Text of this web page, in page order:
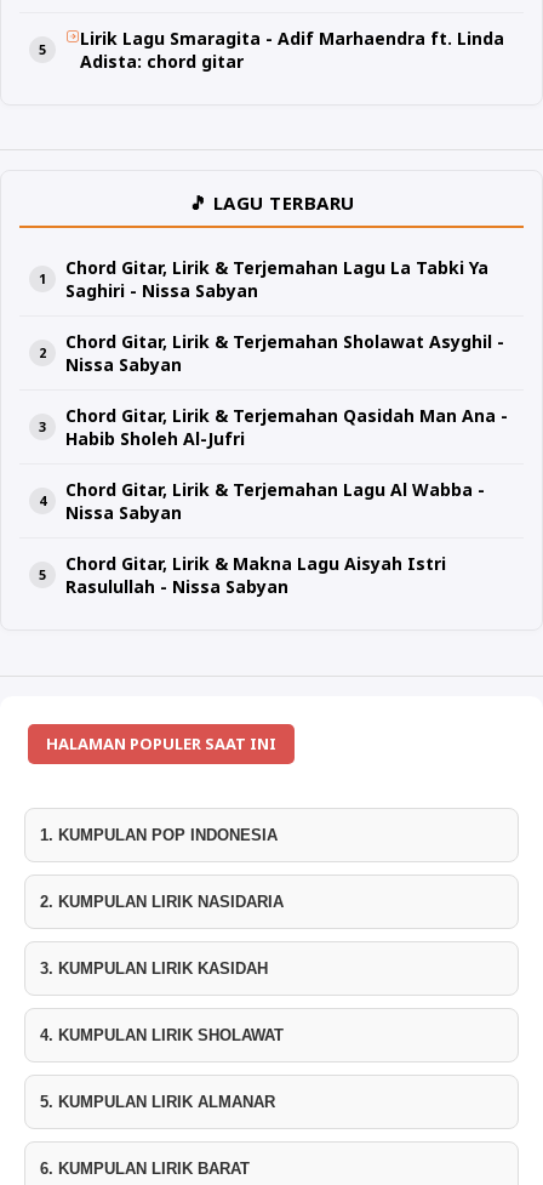
Lirik Lagu Smaragita - Adif Marhaendra ft. Linda
Adista: chord gitar
🎵 LAGU TERBARU
Chord Gitar, Lirik & Terjemahan Lagu La Tabki Ya
Saghiri - Nissa Sabyan
Chord Gitar, Lirik & Terjemahan Sholawat Asyghil -
Nissa Sabyan
Chord Gitar, Lirik & Terjemahan Qasidah Man Ana -
Habib Sholeh Al-Jufri
Chord Gitar, Lirik & Terjemahan Lagu Al Wabba -
Nissa Sabyan
Chord Gitar, Lirik & Makna Lagu Aisyah Istri
Rasulullah - Nissa Sabyan
HALAMAN POPULER SAAT INI
1. KUMPULAN POP INDONESIA
2. KUMPULAN LIRIK NASIDARIA
3. KUMPULAN LIRIK KASIDAH
4. KUMPULAN LIRIK SHOLAWAT
5. KUMPULAN LIRIK ALMANAR
6. KUMPULAN LIRIK BARAT